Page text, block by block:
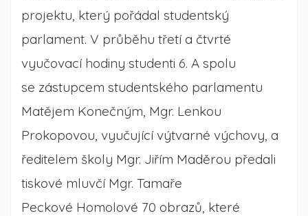
projektu, který pořádal studentský
parlament. V průběhu třetí a čtvrté
vyučovací hodiny studenti 6. A spolu
se zástupcem studentského parlamentu
Matějem Konečným, Mgr. Lenkou
Prokopovou, vyučující výtvarné výchovy, a
ředitelem školy Mgr. Jiřím Maděrou předali
tiskové mluvčí Mgr. Tamaře
Peckové Homolové 70 obrazů, které